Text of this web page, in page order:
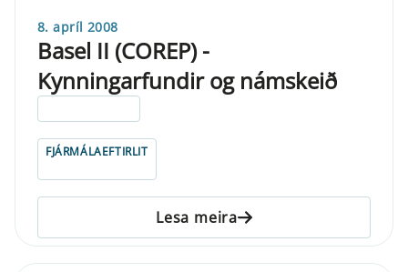
8. apríl 2008
Basel II (COREP) -
Kynningarfundir og námskeið
FJÁRMÁLAEFTIRLIT
Lesa meira